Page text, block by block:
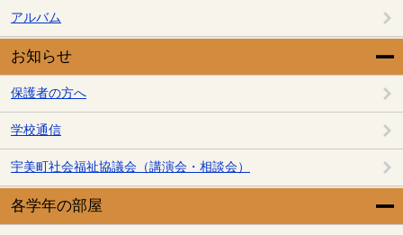
アルバム
お知らせ
保護者の方へ
学校通信
宇美町社会福祉協議会（講演会・相談会）
各学年の部屋